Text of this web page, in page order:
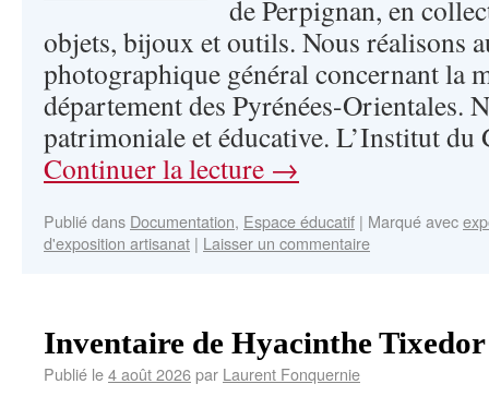
de Perpignan, en
objets, bijoux et outils. Nous réalisons
photographique général concernant la
département des Pyrénées-Orientales.
patrimoniale et éducative. L’Institut
Continuer la lecture →
Publié dans Documentation, Espace éducatif | Marqué avec
d'exposition artisanat | Laisser un commentaire
Inventaire de Hyacinthe Tixedor
Publié le4 août 2026par Laurent Fonquernie